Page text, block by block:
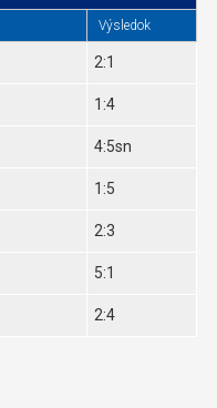
Výsledok
2:1
1:4
4:5sn
1:5
2:3
5:1
2:4